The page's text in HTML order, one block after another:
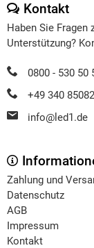
Kontakt
Haben Sie Fragen
Unterstützung?
0800 - 530 50
+49 340
info@led1.de
Zahlung und
Datenschutz
AGB
Impressum
Kontakt